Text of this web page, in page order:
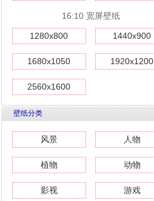
16:10 宽屏壁纸
1280x800 1440x900
1680x1050 1920x1200
2560x1600
壁纸分类
风景 人物
植物 动物
影视 游戏